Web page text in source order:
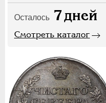
Осталось 7дней
Смотреть каталог